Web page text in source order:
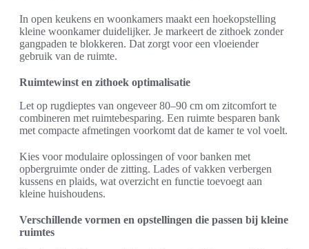
In open keukens en woonkamers maakt een hoekopstelling
kleine woonkamer duidelijker. Je markeert de zithoek zonder
gangpaden te blokkeren. Dat zorgt voor een vloeiender
gebruik van de ruimte.
Ruimtewinst en zithoek optimalisatie
Let op rugdieptes van ongeveer 80–90 cm om zitcomfort te
combineren met ruimtebesparing. Een ruimte besparen bank
met compacte afmetingen voorkomt dat de kamer te vol voelt.
Kies voor modulaire oplossingen of voor banken met
opbergruimte onder de zitting. Lades of vakken verbergen
kussens en plaids, wat overzicht en functie toevoegt aan
kleine huishoudens.
Verschillende vormen en opstellingen die passen bij kleine
ruimtes